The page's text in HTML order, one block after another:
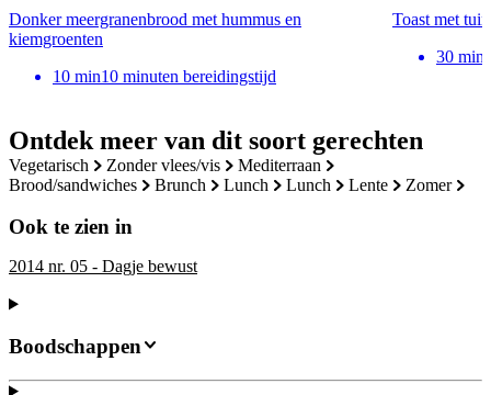
Ontdek meer van dit soort gerechten
vegetarisch zonder vlees/vis
mediterraan
brood/sandwiches
brunch lunch lunch lente zomer
Ook te zien in
2014 nr. 05 - Dagje bewust
Donker meergranenbrood met hummus en
kiemgroenten
10 min10 minuten bereidingstijd
Toast met
30 min
Boodschappen